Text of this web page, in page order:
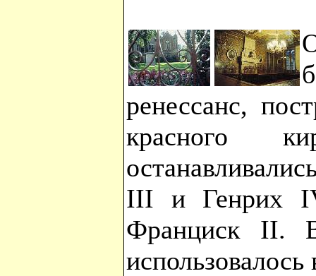
ренессанс,
красного
III и Генрих
Франциск II.